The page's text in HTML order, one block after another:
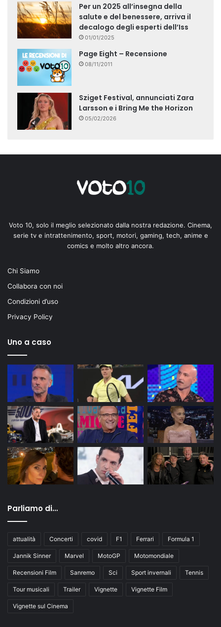
Per un 2025 all’insegna della
salute e del benessere, arriva il
decalogo degli esperti dell’Iss
01/01/2025
Page Eight – Recensione
08/11/2011
Sziget Festival, annunciati Zara
Larsson e i Bring Me the Horizon
05/02/2026
Voto 10, solo il meglio selezionato dalla nostra redazione. Cinema,
serie tv e intrattenimento, sport, motori, gaming, tech, anime e
comics e molto altro ancora.
Chi Siamo
Collabora con noi
Condizioni d’uso
Privacy Policy
Uno a caso
Parliamo di…
attualità Concerti covid F1 Ferrari Formula 1
Jannik Sinner Marvel MotoGP Motomondiale
Recensioni Film Sanremo Sci Sport invernali Tennis
Tour musicali Trailer Vignette Vignette Film
Vignette sul Cinema